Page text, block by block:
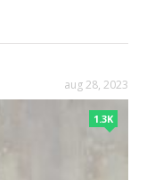
aug 28, 2023
1.3K